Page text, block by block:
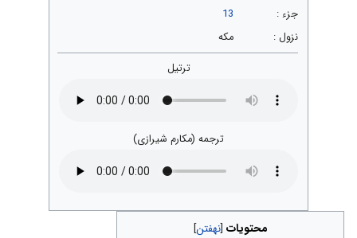
جزء :
13
نزول :
مکه
ترتیل
ترجمه (مکارم شیرازی)
محتویات